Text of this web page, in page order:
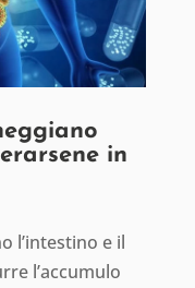
in
l’intestino e il
l’accumulo